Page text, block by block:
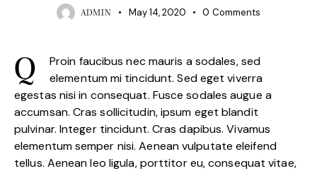
ADMIN May 14, 2020 0 Comments
Q
Proin faucibus nec mauris a sodales, sed
elementum mi tincidunt. Sed eget viverra
egestas nisi in consequat. Fusce sodales augue a
accumsan. Cras sollicitudin, ipsum eget blandit
pulvinar. Integer tincidunt. Cras dapibus. Vivamus
elementum semper nisi. Aenean vulputate eleifend
tellus. Aenean leo ligula, porttitor eu, consequat vitae,